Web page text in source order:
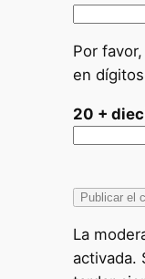
Por
en
20 +
La
activada.